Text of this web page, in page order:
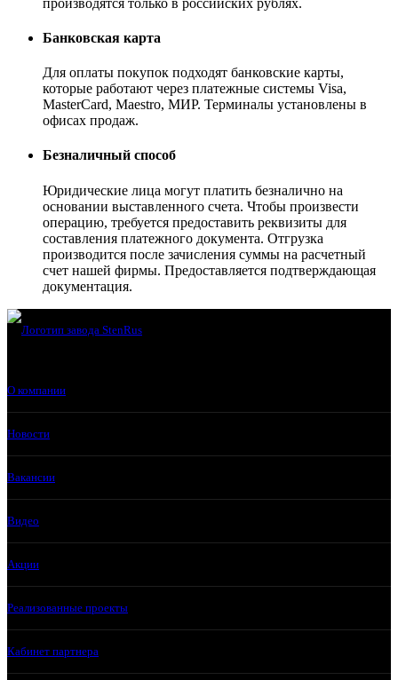
Банковская карта
Для оплаты покупок подходят банковские карты,
которые работают через платежные системы Visa,
MasterCard, Maestro, МИР. Терминалы установлены в
офисах продаж.
Безналичный способ
Юридические лица могут платить безналично на
основании выставленного счета. Чтобы произвести
операцию, требуется предоставить реквизиты для
составления платежного документа. Отгрузка
производится после зачисления суммы на расчетный
счет нашей фирмы. Предоставляется подтверждающая
документация.
О компании
Новости
Вакансии
Видео
Акции
Реализованные проекты
Кабинет партнера